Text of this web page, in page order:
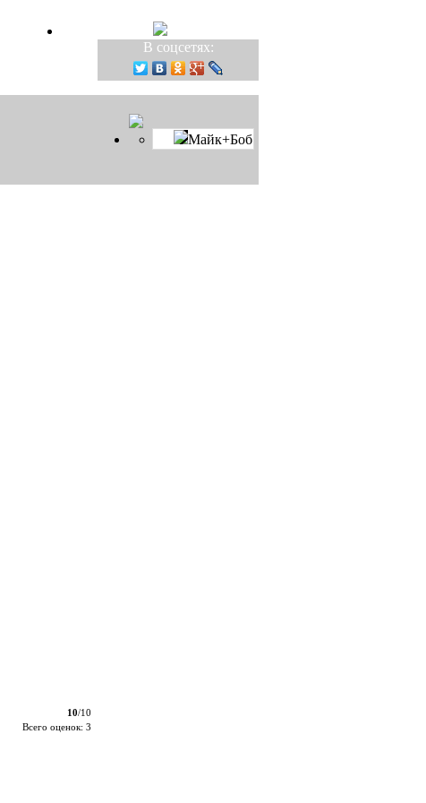
В соцсетях:
Майк+Боб
10/10
Всего оценок: 3